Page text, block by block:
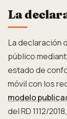
La
La declaración
público
estado de
móvil con los
modelo
del RD 1112/